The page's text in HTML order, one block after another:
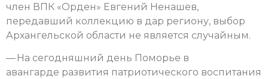
член ВПК «Орден» Евгений Ненашев,
передавший коллекцию в дар региону, выбор
Архангельской области не является случайным.
— На сегодняшний день Поморье в
авангарде развития патриотического воспитания